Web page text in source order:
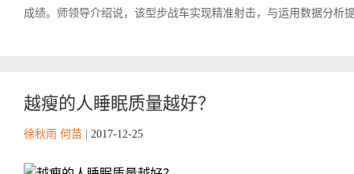
成绩。师领导介绍说，该型步战车实现精准射击，与运用数据分析
越瘦的人睡眠质量越好？
徐秋雨 何苗 2017-12-25